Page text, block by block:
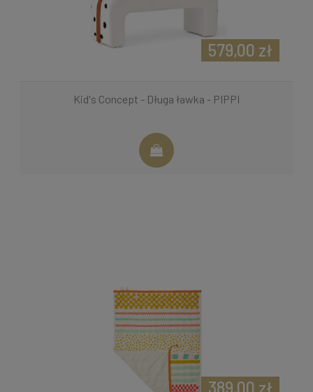
Kid's Concept - Długa ławka - PIPPI
579,00 zł
389,00 zł